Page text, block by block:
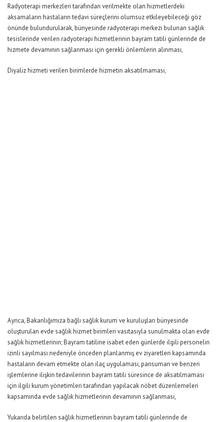
Radyoterapi merkezleri tarafından verilmekte olan hizmetlerdeki
aksamaların hastaların tedavi süreçlerini olumsuz etkileyebileceği göz
önünde bulundurularak, bünyesinde radyoterapi merkezi bulunan sağlık
tesislerinde verilen radyoterapi hizmetlerinin bayram tatili günlerinde de
hizmete devamının sağlanması için gerekli önlemlerin alınması,
Diyaliz hizmeti verilen birimlerde hizmetin aksatılmaması,
Ayrıca, Bakanlığımıza bağlı sağlık kurum ve kuruluşları bünyesinde
oluşturulan evde sağlık hizmet birimleri vasıtasıyla sunulmakta olan evde
sağlık hizmetlerinin; Bayram tatiline isabet eden günlerde ilgili personelin
izinli sayılması nedeniyle önceden planlanmış ev ziyaretleri kapsamında
hastaların devam etmekte olan ilaç uygulaması, pansuman ve benzeri
işlemlerine ilişkin tedavilerinin bayram tatili süresince de aksatılmaması
için ilgili kurum yönetimleri tarafından yapılacak nöbet düzenlemeleri
kapsamında evde sağlık hizmetlerinin devamının sağlanması,
Yukarıda belirtilen sağlık hizmetlerinin bayram tatili günlerinde de